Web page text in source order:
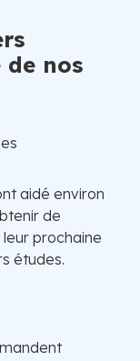
nos
aidé environ
de
prochaine
études.